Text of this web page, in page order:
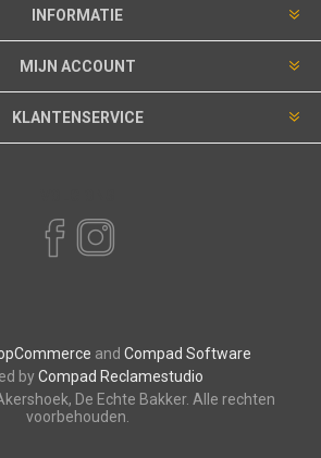
INFORMATIE
MIJN ACCOUNT
KLANTENSERVICE
and Compad Software
byCompad Reclamestudio
De Echte Bakker. Alle rechten
voorbehouden.